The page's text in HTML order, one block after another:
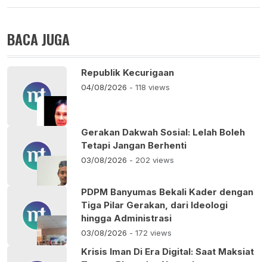
BACA JUGA
Republik Kecurigaan
04/08/2026 - 118 views
Gerakan Dakwah Sosial: Lelah Boleh
Tetapi Jangan Berhenti
03/08/2026 - 202 views
PDPM Banyumas Bekali Kader dengan
Tiga Pilar Gerakan, dari Ideologi
hingga Administrasi
03/08/2026 - 172 views
Krisis Iman Di Era Digital: Saat Maksiat